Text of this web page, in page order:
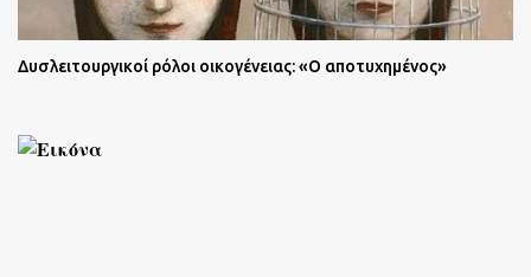
Δυσλειτουργικοί ρόλοι οικογένειας: «Ο αποτυχημένος»